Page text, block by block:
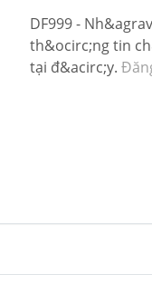
DF999 -
th&ocirc;ng tin
tại đ&acirc;y.